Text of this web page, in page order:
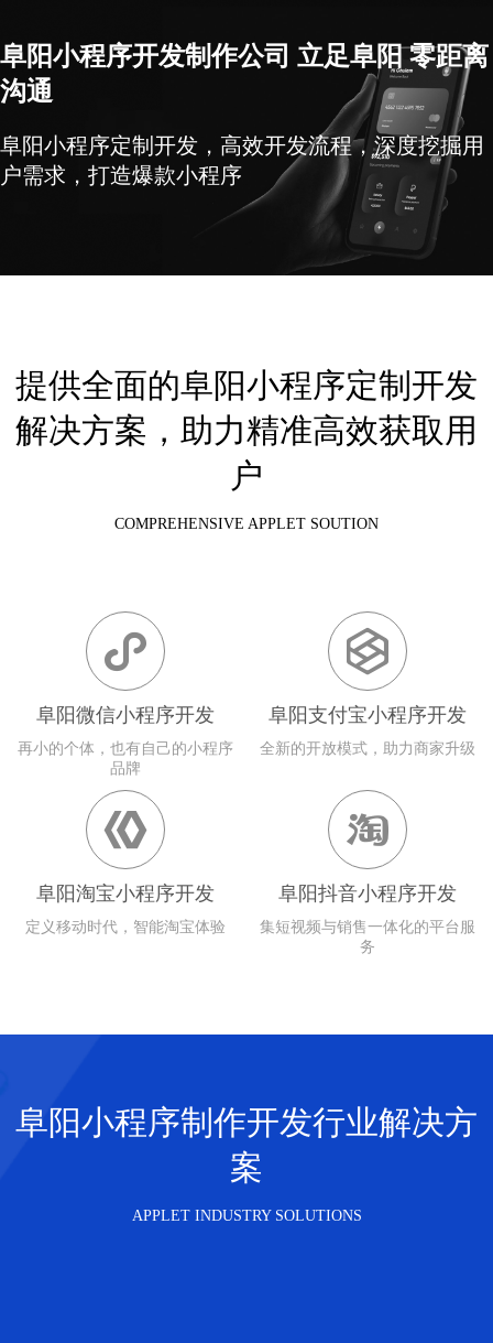
阜阳小程序开发制作公司 立足阜阳 零距离
沟通
阜阳小程序定制开发，高效开发流程，深度挖掘用
户需求，打造爆款小程序
提供全面的阜阳小程序定制开发
解决方案，助力精准高效获取用
户
COMPREHENSIVE APPLET SOUTION

阜阳微信小程序开发
再小的个体，也有自己的小程序
品牌

阜阳支付宝小程序开发
全新的开放模式，助力商家升级

阜阳淘宝小程序开发
定义移动时代，智能淘宝体验

阜阳抖音小程序开发
集短视频与销售一体化的平台服
务
阜阳小程序制作开发行业解决方
案
APPLET INDUSTRY SOLUTIONS